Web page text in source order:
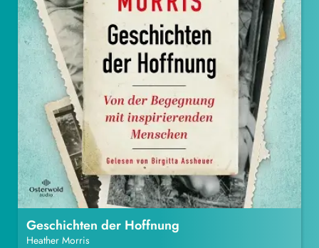
Geschichten der Hoffnung
Heather Morris